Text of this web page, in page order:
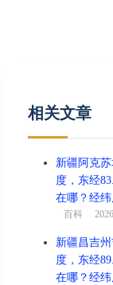
相关文章
新疆阿克
度，东经
在哪？经
百科
新疆昌吉
度，东经
在哪？经